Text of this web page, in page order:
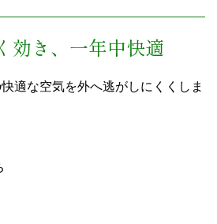
き、一年中快適
適な空気を外へ逃がしにくくしま